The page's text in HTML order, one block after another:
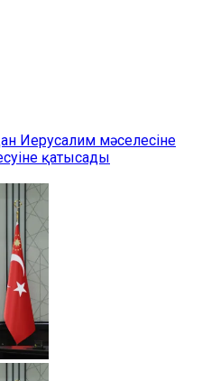
Иерусалим мәселесіне
қатысады